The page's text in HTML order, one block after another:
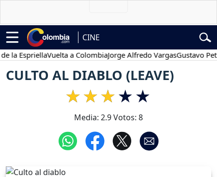
CINE
EspriellaVuelta a ColombiaJorge Alfredo VargasGustavo Petro
CULTO AL DIABLO (LEAVE)
Media: 2.9Votos: 8